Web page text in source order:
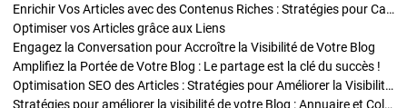
Enrichir Vos Articles avec des Contenus Riches : Stratégies pour Captiver et Optimiser
Optimiser vos Articles grâce aux Liens
Engagez la Conversation pour Accroître la Visibilité de Votre Blog
Amplifiez la Portée de Votre Blog : Le partage est la clé du succès !
Optimisation SEO des Articles : Stratégies pour Améliorer la Visibilité de Votre Blog
Stratégies pour améliorer la visibilité de votre Blog : Annuaire et Collaborations